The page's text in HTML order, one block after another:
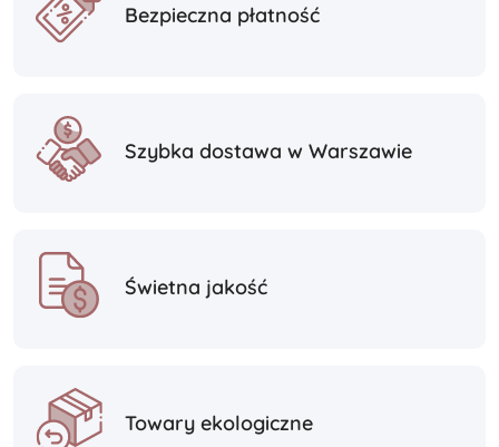
Bezpieczna płatność
Szybka dostawa w Warszawie
Świetna jakość
Towary ekologiczne